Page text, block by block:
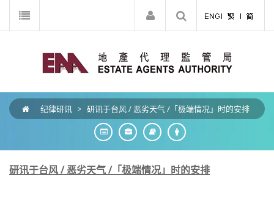
纪律研讯 > 研讯于台风 / 恶劣天气 /「极端情况」时的安排
研讯于台风 / 恶劣天气 /「极端情况」时的安排